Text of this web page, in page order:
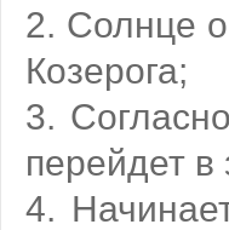
2. Солнце
Козерога;
3.
перейдет в
4.